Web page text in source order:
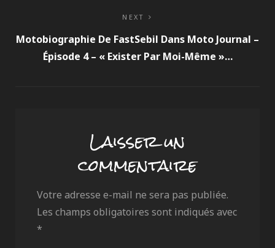
NEXT
Motobiographie De FastSebil Dans Moto Journal –
Épisode 4 – « Exister Par Moi-Même »…
Laisser un
commentaire
Votre adresse e-mail ne sera pas publiée.
Les champs obligatoires sont indiqués avec
*